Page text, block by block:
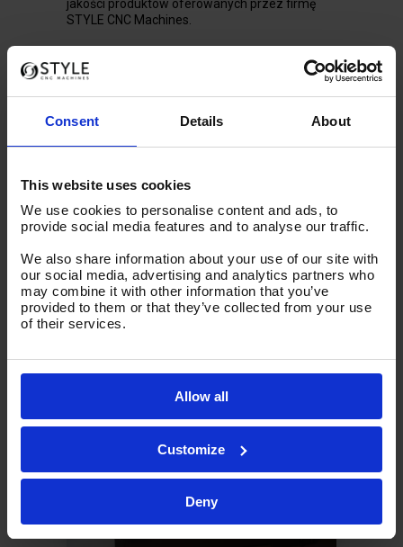
Consent Details About
This website uses cookies
We use cookies to personalise content and ads, to
provide social media features and to analyse our traffic.
We also share information about your use of our site with
our social media, advertising and analytics partners who
may combine it with other information that you’ve
provided to them or that they’ve collected from your use
of their services.
Allow all
Customize
Deny
jakości produktów oferowanych przez firmę
STYLE CNC Machines.
estetycznie wykonane, spełniają oczekiwania
w zakresie bezawaryjnej i efektywnej pracy i
proste w programowaniu, co przekłada się na
wydajność naszej pracy. Współpraca z
producentem układa się bardzo dobrze.
Producent służy doradztwem technicznym,
obsługa jest miła i kompetentna, a zamówienie
zastrzeżeń.